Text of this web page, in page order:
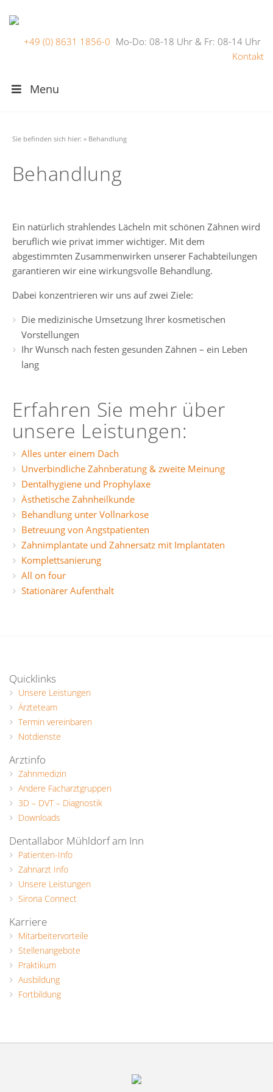
+49 (0) 8631 1856-0 Mo-Do: 08-18 Uhr & Fr: 08-14 Uhr
Kontakt
Menu
Sie befinden sich hier: » Behandlung
Behandlung
Ein natürlich strahlendes Lächeln mit schönen Zähnen wird
beruflich wie privat immer wichtiger. Mit dem
abgestimmten Zusammenwirken unserer Fachabteilungen
garantieren wir eine wirkungsvolle Behandlung.
Dabei konzentrieren wir uns auf zwei Ziele:
Die medizinische Umsetzung Ihrer kosmetischen
Vorstellungen
Ihr Wunsch nach festen gesunden Zähnen – ein Leben
lang
Erfahren Sie mehr über
unsere Leistungen:
Alles unter einem Dach
Unverbindliche Zahnberatung & zweite Meinung
Dentalhygiene und Prophylaxe
Ästhetische Zahnheilkunde
Behandlung unter Vollnarkose
Betreuung von Angstpatienten
Zahnimplantate und Zahnersatz mit Implantaten
Komplettsanierung
All on four
Stationärer Aufenthalt
Quicklinks
Unsere Leistungen
Ärzteteam
Termin vereinbaren
Notdienste
Arztinfo
Zahnmedizin
Andere Facharztgruppen
3D – DVT – Diagnostik
Downloads
Dentallabor Mühldorf am Inn
Patienten-Info
Zahnarzt Info
Unsere Leistungen
Sirona Connect
Karriere
Mitarbeitervorteile
Stellenangebote
Praktikum
Ausbildung
Fortbildung